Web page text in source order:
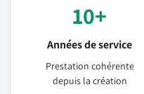
10+
Années de service
Prestation cohérente
depuis la création